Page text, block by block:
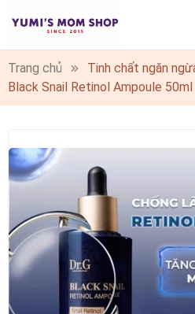
0
Trang chủ
Tinh chất ngăn
Black Snail Retinol Ampoule 50ml